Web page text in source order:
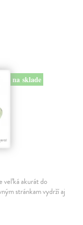
na sklade
veľká akurát do
stránkam vydrží aj